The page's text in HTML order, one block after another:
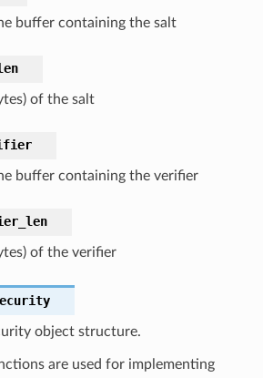
buffer containing the salt
of the salt
buffer containing the verifier
of the verifier
object structure.
are used for implementing